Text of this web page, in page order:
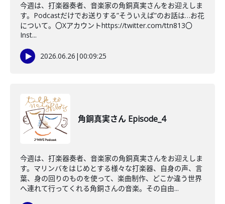
今週は、打楽器奏者、音楽家の角銅真実さんをお迎えしま
す。Podcastだけでお送りする”そういえば”のお話は…お花
について。〇Xアカウントhttps://twitter.com/ttn813〇
Inst...
2026.06.26 |00:09:25
角銅真実さん Episode_4
今週は、打楽器奏者、音楽家の角銅真実さんをお迎えしま
す。マリンバをはじめとする様々な打楽器、自身の声、言
葉、身の回りのものを使って、楽曲制作、どこか違う世界
へ連れて行ってくれる角銅さんの音楽。その自由...